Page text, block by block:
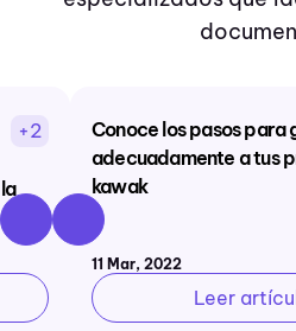
+2
Conoce los pasos para
adecuadamente a tus
kawak
11 Mar, 2022
Leer